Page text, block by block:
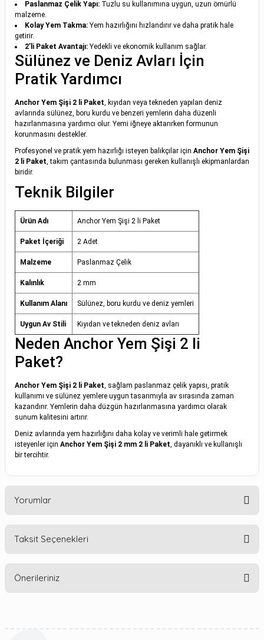
Paslanmaz Çelik Yapı: Tuzlu su kullanımına uygun, uzun ömürlü
malzeme.
Kolay Yem Takma: Yem hazırlığını hızlandırır ve daha pratik hale
getirir.
2’li Paket Avantajı: Yedekli ve ekonomik kullanım sağlar.
Sülünez ve Deniz Avları İçin
Pratik Yardımcı
Anchor Yem Şişi 2 li Paket, kıyıdan veya tekneden yapılan deniz
avlarında sülünez, boru kurdu ve benzeri yemlerin daha düzenli
hazırlanmasına yardımcı olur. Yemi iğneye aktarırken formunun
korunmasını destekler.
Profesyonel ve pratik yem hazırlığı isteyen balıkçılar için Anchor Yem Şişi
2 li Paket, takım çantasında bulunması gereken kullanışlı ekipmanlardan
biridir.
Teknik Bilgiler
Ürün Adı Anchor Yem Şişi 2 li Paket
Paket İçeriği 2 Adet
Malzeme Paslanmaz Çelik
Kalınlık 2 mm
Kullanım Alanı Sülünez, boru kurdu ve deniz yemleri
Uygun Av Stili Kıyıdan ve tekneden deniz avları
Neden Anchor Yem Şişi 2 li
Paket?
Anchor Yem Şişi 2 li Paket, sağlam paslanmaz çelik yapısı, pratik
kullanımı ve sülünez yemlere uygun tasarımıyla av sırasında zaman
kazandırır. Yemlerin daha düzgün hazırlanmasına yardımcı olarak
sunum kalitesini artırır.
Deniz avlarında yem hazırlığını daha kolay ve verimli hale getirmek
isteyenler için Anchor Yem Şişi 2 mm 2 li Paket, dayanıklı ve kullanışlı
bir tercihtir.
Yorumlar
Taksit Seçenekleri
Önerileriniz